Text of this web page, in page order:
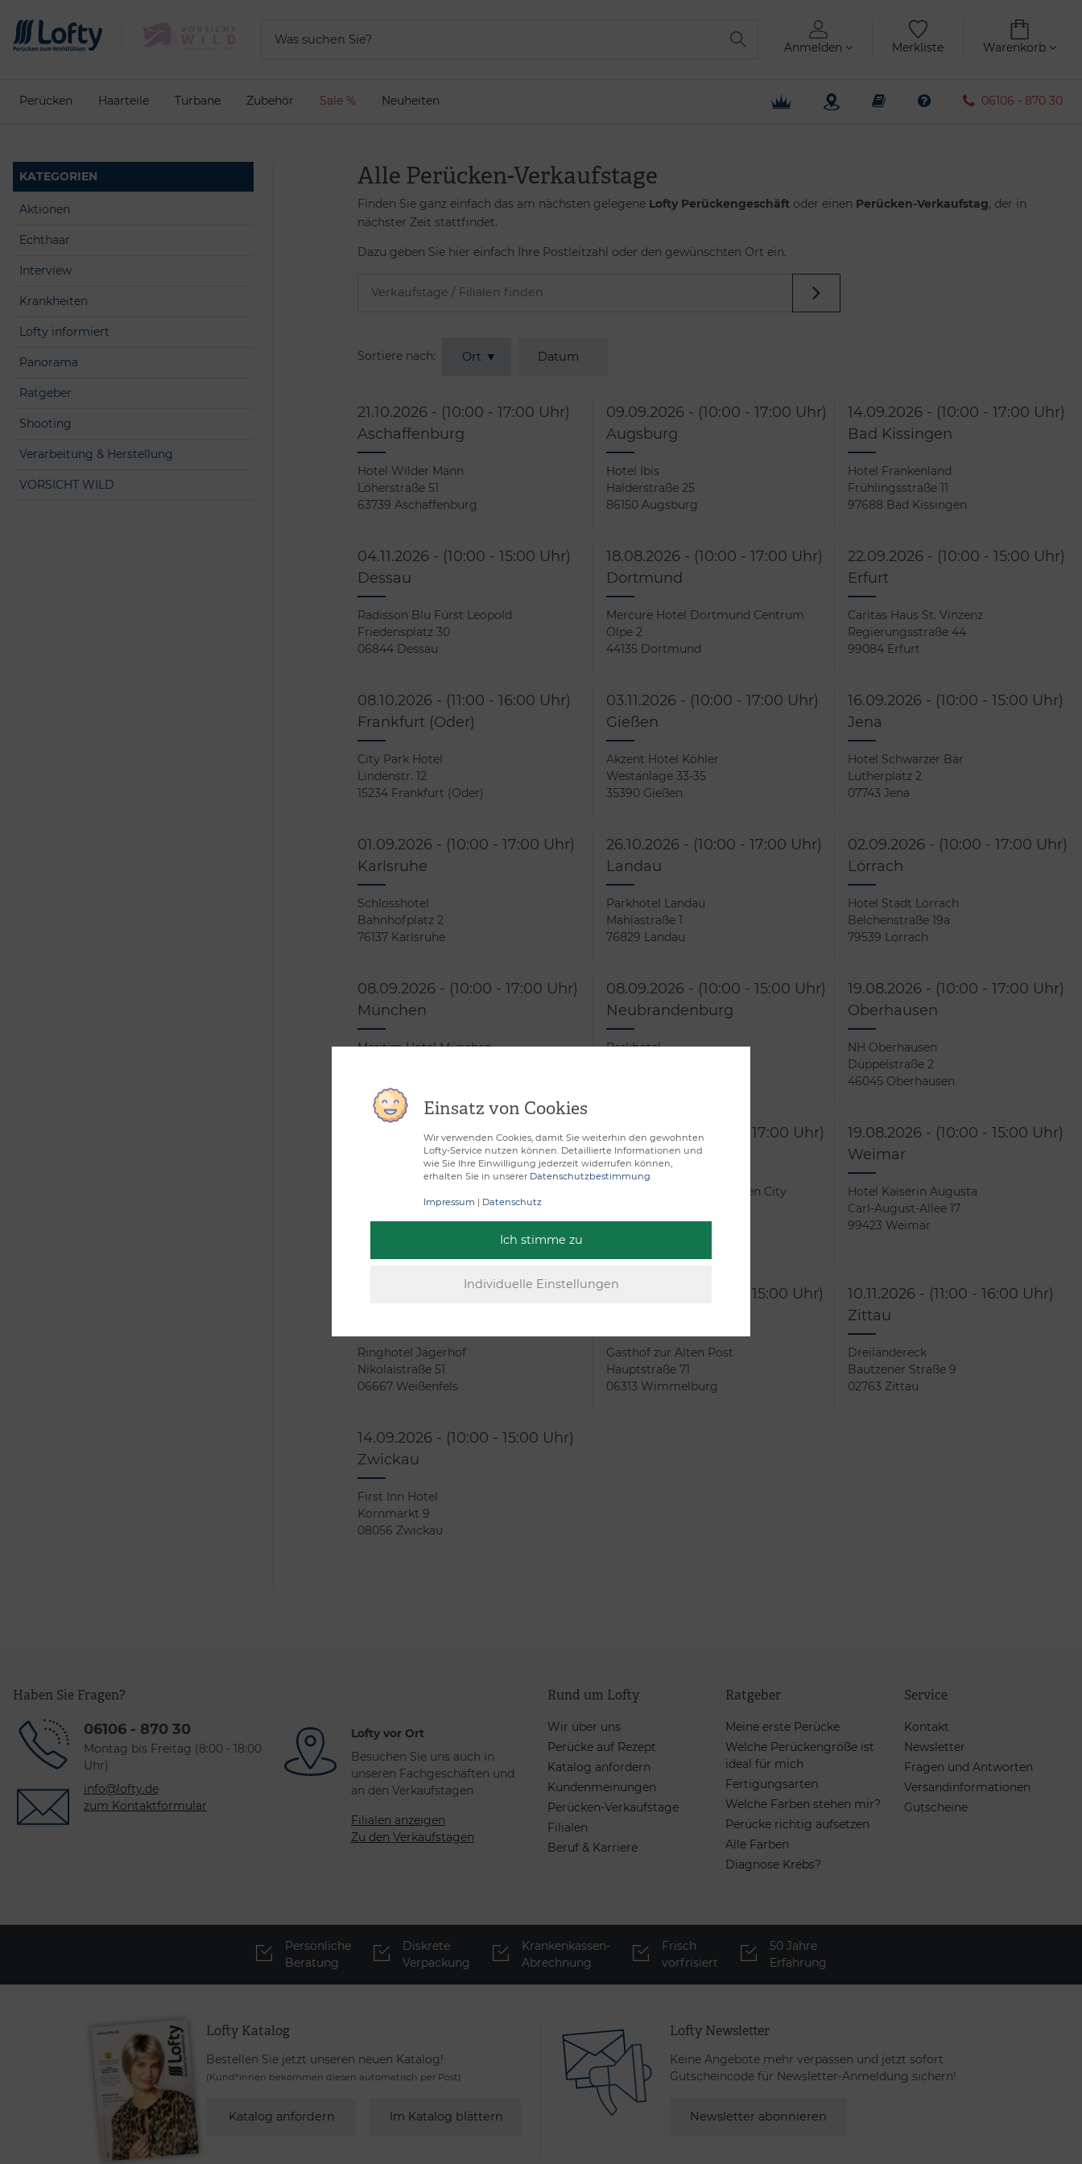
Anmelden Merkliste Warenkorb
Perücken Haarteile Turbane Zubehör Sale % Neuheiten 06106 - 870 30
Alle Perücken-Verkaufstage
Finden Sie ganz einfach das am nächsten gelegene Lofty Perückengeschäft oder einen Perücken-Verkaufstag, der in
nächster Zeit stattfindet.
Dazu geben Sie hier einfach Ihre Postleitzahl oder den gewünschten Ort ein.
Sortiere nach: Ort ▼ Datum
21.10.2026 - (10:00 - 17:00 Uhr)
Aschaffenburg
Hotel Wilder Mann
Löherstraße 51
63739 Aschaffenburg
09.09.2026 - (10:00 - 17:00 Uhr)
Augsburg
Hotel Ibis
Halderstraße 25
86150 Augsburg
14.09.2026 - (10:00 - 17:00 Uhr)
Bad Kissingen
Hotel Frankenland
Frühlingsstraße 11
97688 Bad Kissingen
04.11.2026 - (10:00 - 15:00 Uhr)
Dessau
Radisson Blu Fürst Leopold
Friedensplatz 30
06844 Dessau
18.08.2026 - (10:00 - 17:00 Uhr)
Dortmund
Mercure Hotel Dortmund Centrum
Olpe 2
44135 Dortmund
22.09.2026 - (10:00 - 15:00 Uhr)
Erfurt
Caritas Haus St. Vinzenz
Regierungsstraße 44
99084 Erfurt
08.10.2026 - (11:00 - 16:00 Uhr)
Frankfurt (Oder)
City Park Hotel
Lindenstr. 12
15234 Frankfurt (Oder)
03.11.2026 - (10:00 - 17:00 Uhr)
Gießen
Akzent Hotel Köhler
Westanlage 33-35
35390 Gießen
16.09.2026 - (10:00 - 15:00 Uhr)
Jena
Hotel Schwarzer Bär
Lutherplatz 2
07743 Jena
01.09.2026 - (10:00 - 17:00 Uhr)
Karlsruhe
Schlosshotel
Bahnhofplatz 2
76137 Karlsruhe
26.10.2026 - (10:00 - 17:00 Uhr)
Landau
Parkhotel Landau
Mahlastraße 1
76829 Landau
02.09.2026 - (10:00 - 17:00 Uhr)
Lörrach
Hotel Stadt Lörrach
Belchenstraße 19a
79539 Lörrach
08.09.2026 - (10:00 - 17:00 Uhr)
München
Maritim Hotel München
08.09.2026 - (10:00 - 15:00 Uhr)
Neubrandenburg
Parkhotel
19.08.2026 - (10:00 - 17:00 Uhr)
Oberhausen
NH Oberhausen
Düppelstraße 2
46045 Oberhausen
07.09.2026 - (11:00 - 16:00 Uhr)
Hauptbahnhof
Herweghstraße 51
25.08.2026 - (10:00 - 17:00 Uhr)
Saarbrücken
Mercure Hotel Saarbrücken City
66111 Saarbrücken
19.08.2026 - (10:00 - 15:00 Uhr)
Weimar
Hotel Kaiserin Augusta
Carl-August-Allee 17
99423 Weimar
17.08.2026 - (10:00 - 15:00 Uhr)
Ringhotel Jägerhof
Nikolaistraße 51
06667 Weißenfels
25.08.2026 - (10:00 - 15:00 Uhr)
Gasthof zur Alten Post
Hauptstraße 71
06313 Wimmelburg
10.11.2026 - (11:00 - 16:00 Uhr)
Zittau
Dreiländereck
Bautzener Straße 9
02763 Zittau
14.09.2026 - (10:00 - 15:00 Uhr)
Zwickau
First Inn Hotel
Kornmarkt 9
08056 Zwickau
KATEGORIEN
Aktionen
Echthaar
Interview
Krankheiten
Lofty informiert
Panorama
Ratgeber
Shooting
Verarbeitung & Herstellung
VORSICHT WILD
Haben Sie Fragen?
06106 - 870 30
Montag bis Freitag (8:00 - 18:00
Uhr)
info@lofty.de
zum Kontaktformular
Lofty vor Ort
Besuchen Sie uns auch in
unseren Fachgeschäften und
an den Verkaufstagen
Filialen anzeigen
Zu den Verkaufstagen
Rund um Lofty
Wir über uns
Perücke auf Rezept
Katalog anfordern
Kundenmeinungen
Perücken-Verkaufstage
Filialen
Beruf & Karriere
Ratgeber
Meine erste Perücke
Welche Perückengröße ist
ideal für mich
Fertigungsarten
Welche Farben stehen mir?
Perücke richtig aufsetzen
Alle Farben
Diagnose Krebs?
Service
Kontakt
Newsletter
Fragen und Antworten
Versandinformationen
Gutscheine
Persönliche
Beratung
Diskrete
Verpackung
Krankenkassen-
Abrechnung
Frisch
vorfrisiert
50 Jahre
Erfahrung
Lofty Katalog
Bestellen Sie jetzt unseren neuen Katalog!
(Kund*innen bekommen diesen automatisch per Post)
Katalog anfordern Im Katalog blättern
Lofty Newsletter
Keine Angebote mehr verpassen und jetzt sofort
Gutscheincode für Newsletter-Anmeldung sichern!
Newsletter abonnieren
Einsatz von Cookies
Wir verwenden Cookies, damit Sie weiterhin den gewohnten
Lofty-Service nutzen können. Detaillierte Informationen und
wie Sie Ihre Einwilligung jederzeit widerrufen können,
erhalten Sie in unserer Datenschutzbestimmung
Impressum | Datenschutz
Ich stimme zu